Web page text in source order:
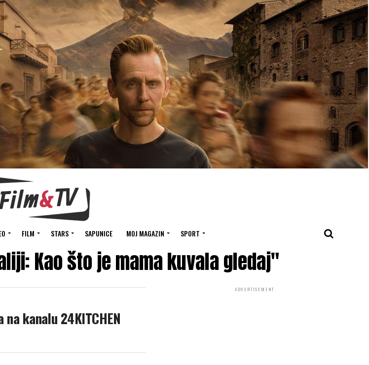
FILM STARS SAPUNICE MOJ MAGAZIN SPORT
Kao što je mama kuvala gledaj"
na kanalu 24KITCHEN
ADVERTISEMENT